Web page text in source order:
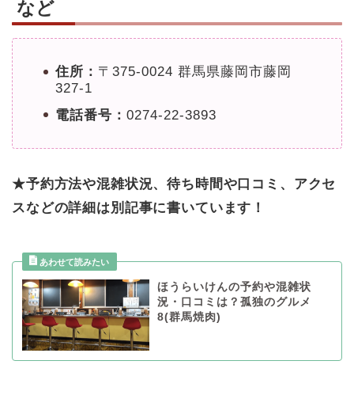
など
住所： 〒375-0024 群馬県藤岡市藤岡
327-1
電話番号： 0274-22-3893
★予約方法や混雑状況、待ち時間や口コミ、アクセ
スなどの詳細は別記事に書いています！
ほうらいけんの予約や混雑状
況・口コミは？孤独のグルメ
8(群馬焼肉)